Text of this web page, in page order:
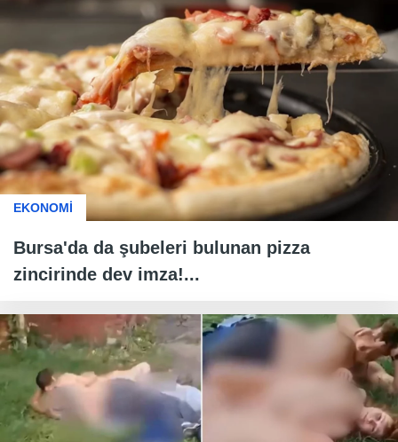
EKONOMİ
Bursa'da da şubeleri bulunan pizza
zincirinde dev imza!...